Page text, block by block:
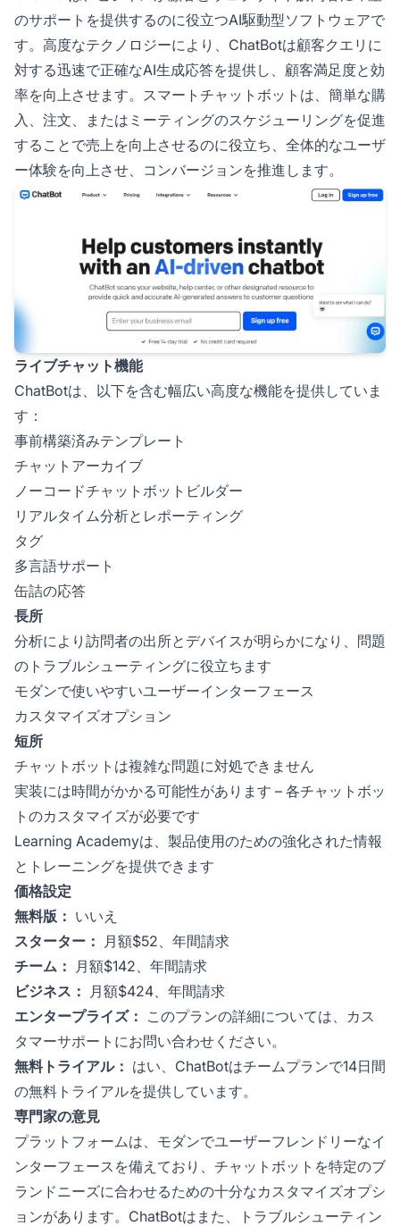
のサポートを提供するのに役立つAI駆動型ソフトウェアで
す。高度なテクノロジーにより、ChatBotは顧客クエリに
対する迅速で正確なAI生成応答を提供し、顧客満足度と効
率を向上させます。スマートチャットボットは、簡単な購
入、注文、またはミーティングのスケジューリングを促進
することで売上を向上させるのに役立ち、全体的なユーザ
ー体験を向上させ、コンバージョンを推進します。
ライブチャット機能
ChatBotは、以下を含む幅広い高度な機能を提供していま
す：
事前構築済みテンプレート
チャットアーカイブ
ノーコードチャットボットビルダー
リアルタイム分析とレポーティング
タグ
多言語サポート
缶詰の応答
長所
分析により訪問者の出所とデバイスが明らかになり、問題
のトラブルシューティングに役立ちます
モダンで使いやすいユーザーインターフェース
カスタマイズオプション
短所
チャットボットは複雑な問題に対処できません
実装には時間がかかる可能性があります – 各チャットボッ
トのカスタマイズが必要です
Learning Academyは、製品使用のための強化された情報
とトレーニングを提供できます
価格設定
無料版： いいえ
スターター：
月額$52、年間請求
チーム：
月額$142、年間請求
ビジネス：
月額$424、年間請求
エンタープライズ： このプランの詳細については、カス
タマーサポートにお問い合わせください。
無料トライアル： はい、ChatBotはチームプランで14日間
の無料トライアルを提供しています。
専門家の意見
プラットフォームは、モダンでユーザーフレンドリーなイ
ンターフェースを備えており、チャットボットを特定のブ
ランドニーズに合わせるための十分なカスタマイズオプシ
ョンがあります。ChatBotはまた、トラブルシューティン